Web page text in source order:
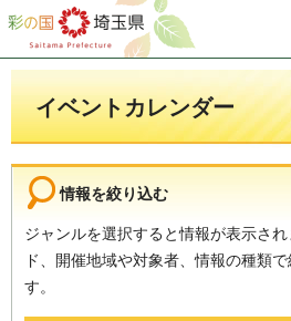
彩の国 埼玉県
イベントカレンダー
情報を絞り込む
ジャンルを選択すると情報が表示さ
ド、開催地域や対象者、情報の種類
す。